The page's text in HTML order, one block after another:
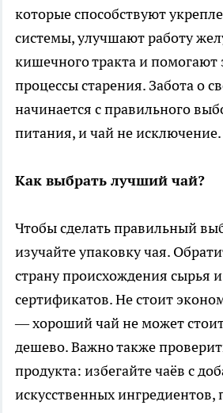
которые способствуют
системы, улучшают работу
кишечного тракта и помогают
процессы старения. Забота о
начинается с правильного
питания, и чай не исключение.
Как выбрать лучший чай?
Чтобы сделать правильный
изучайте упаковку чая.
страну происхождения сырья
сертификатов. Не стоит
— хороший чай не может
дешево. Важно также
продукта: избегайте чаёв с
искусственных ингредиентов,